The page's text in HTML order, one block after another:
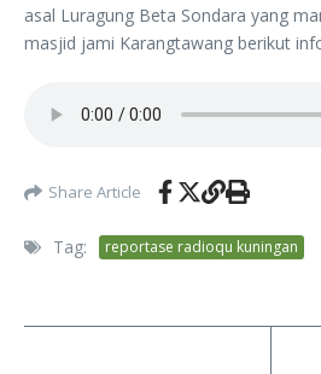
asal Luragung Beta Sondara yang
masjid jami Karangtawang berikut
Share Article
Tag: reportase radioqu kuningan